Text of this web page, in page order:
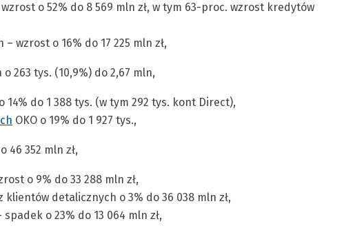
o 52% do 8 569 mln zł, w tym 63-proc. wzrost kredytów
wzrost o 16% do 17 225 mln zł,
263 tys. (10,9%) do 2,67 mln,
do 1 388 tys. (w tym 292 tys. kont Direct),
OKO o 19% do 1 927 tys.,
46 352 mln zł,
o 9% do 33 288 mln zł,
detalicznych o 3% do 36 038 mln zł,
o 23% do 13 064 mln zł,